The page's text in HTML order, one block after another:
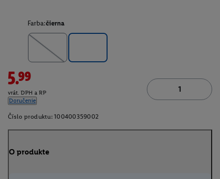
Farba:čierna
5.99
vrát. DPH a RP
Doručenie
Číslo produktu: 100400359002
O produkte